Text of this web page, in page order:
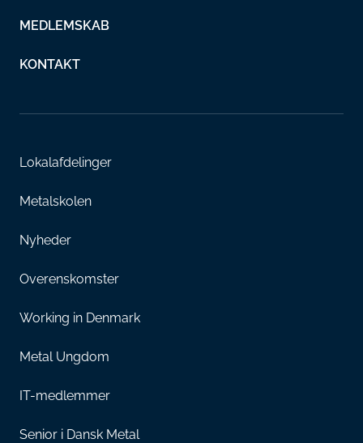
MEDLEMSKAB
KONTAKT
Lokalafdelinger
Metalskolen
Nyheder
Overenskomster
Working in Denmark
Metal Ungdom
IT-medlemmer
Senior i Dansk Metal